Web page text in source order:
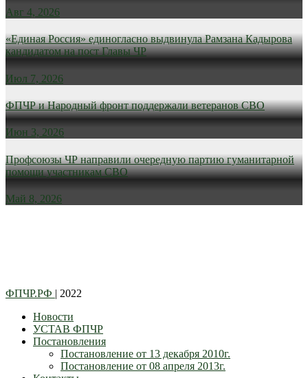
Авг 4, 2026
«Единая Россия» единогласно выдвинула Рамзана Кадырова
кандидатом на пост Главы ЧР
Июл 7, 2026
ФПЧР и Народный фронт поддержали ветеранов СВО
Июн 3, 2026
Профсоюзы ЧР направили очередную партию гуманитарной
помощи участникам СВО
Май 8, 2026
ФПЧР.РФ | 2022
Новости
УСТАВ ФПЧР
Постановления
Постановление от 13 декабря 2010г.
Постановление от 08 апреля 2013г.